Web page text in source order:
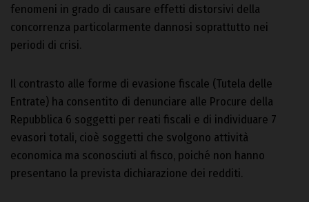
fenomeni in grado di causare effetti distorsivi della
concorrenza particolarmente dannosi soprattutto nei
periodi di crisi.
Il contrasto alle forme di evasione fiscale (Tutela delle
Entrate) ha consentito di denunciare alle Procure della
Repubblica 6 soggetti per reati fiscali e di individuare 7
evasori totali, cioè soggetti che svolgono attività
economica ma sconosciuti al fisco, poiché non hanno
presentano la prevista dichiarazione dei redditi.